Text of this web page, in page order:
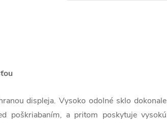
displeja. Vysoko odolné sklo dokonale
poškriabaním, a pritom poskytuje vysokú